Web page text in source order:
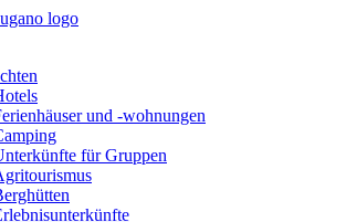
und -wohnungen
für Gruppen